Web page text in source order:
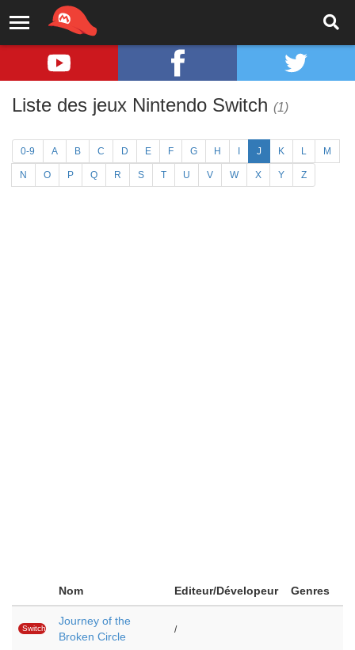
Liste des jeux Nintendo Switch (1)
0-9 A B C D E F G H J K L M
N O P Q R S T U V W X Y Z
Nom Editeur/Dévelopeur Genres
Switch
Journey of the
Broken Circle
/